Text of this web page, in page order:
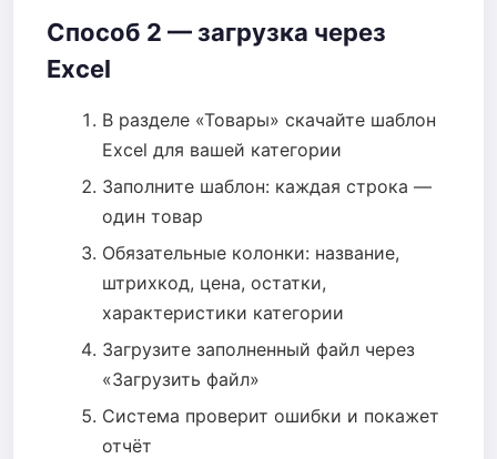
Способ 2 — загрузка через
Excel
В разделе «Товары» скачайте шаблон
Excel для вашей категории
Заполните шаблон: каждая строка —
один товар
Обязательные колонки: название,
штрихкод, цена, остатки,
характеристики категории
Загрузите заполненный файл через
«Загрузить файл»
Система проверит ошибки и покажет
отчёт